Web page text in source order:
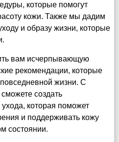
которые помогут
кожи. Также мы дадим
и образу жизни, которые
вам исчерпывающую
рекомендации, которые
жизни. С
создать
которая поможет
и поддерживать кожу
состоянии.